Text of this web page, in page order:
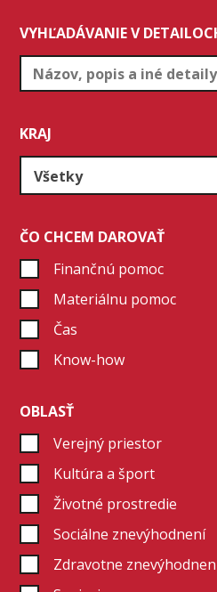
VYHĽADÁVANIE V
KRAJ
ČO CHCEM DAROVAŤ
Finančnú pomoc
Materiálnu pomoc
Čas
Know-how
OBLASŤ
Verejný priestor
Kultúra a šport
Životné prostredie
Sociálne znevýhodnení
Zdravotne